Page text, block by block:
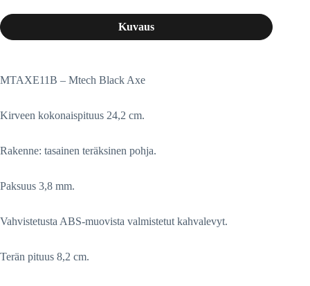
Kuvaus
MTAXE11B – Mtech Black Axe
Kirveen kokonaispituus 24,2 cm.
Rakenne: tasainen teräksinen pohja.
Paksuus 3,8 mm.
Vahvistetusta ABS-muovista valmistetut kahvalevyt.
Terän pituus 8,2 cm.